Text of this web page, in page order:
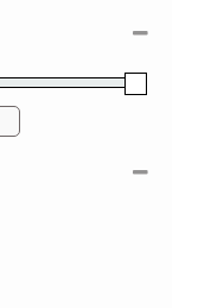
Price